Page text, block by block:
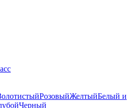
РозовыйЖелтыйБелый и
Черный